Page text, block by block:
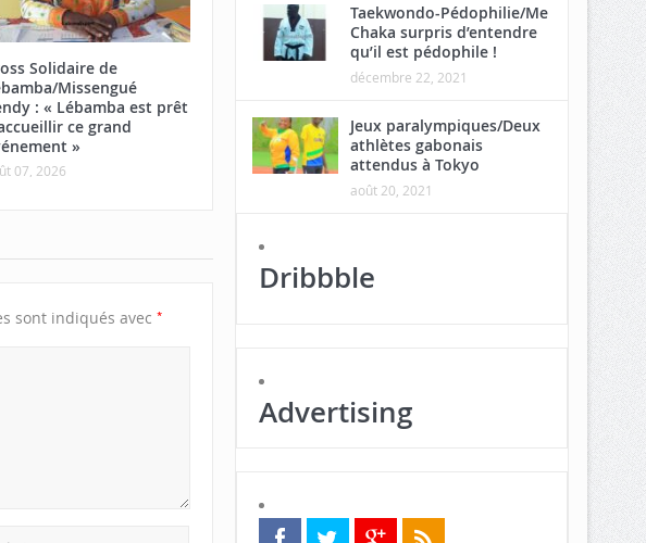
Solidaire de
Missengué
: « Lébamba est prêt
ce grand
»
07, 2026
sont indiqués avec *
Taekwondo-Pédophilie/Me
Chaka surpris d’entendre
qu’il est pédophile !
décembre 22, 2021
Jeux paralympiques/Deux
athlètes gabonais
attendus à Tokyo
août 20, 2021
Dribbble
Advertising